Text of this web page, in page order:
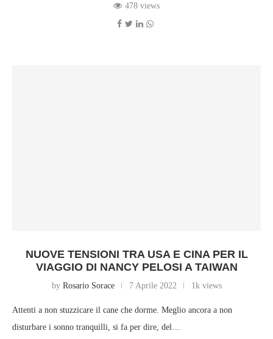
478 views
NUOVE TENSIONI TRA USA E CINA PER IL
VIAGGIO DI NANCY PELOSI A TAIWAN
by Rosario Sorace 7 Aprile 2022 1k views
Attenti a non stuzzicare il cane che dorme. Meglio ancora a non
disturbare i sonno tranquilli, si fa per dire, del…